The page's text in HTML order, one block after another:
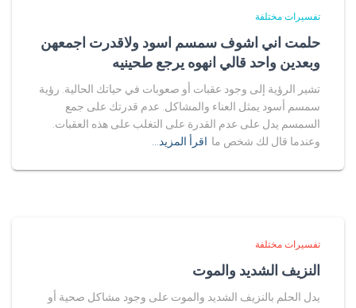
تفسيرات مختلفة
حلمت اني اشوف سمسم اسود ولاقدرت اجمعهن
وبعدين واحد قالي انهوه يرجع طحينيه
تشير الرؤية إلى وجود عقبات أو صعوبات في حياتك الحالية. رؤية
سمسم أسود يمثل العناء والمشاكل. عدم قدرتك على جمع
السمسم يدل على عدم القدرة على التغلب على هذه العقبات.
وعندما قال لك شخص ما اقرأ المزيد…
تفسيرات مختلفة
النزيف الشديد والموت
يدل الحلم بالنزيف الشديد والموت على وجود مشاكل صحية أو